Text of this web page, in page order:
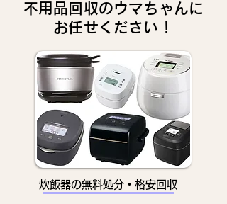
不用品回収のウマちゃんに
お任せください！
炊飯器の無料処分・格安回収